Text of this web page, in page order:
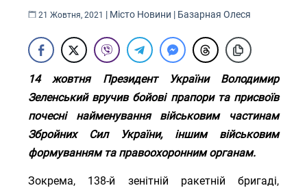
21 Жовтня, 2021 | Місто Новини | Базарная Олеся
14 жовтня Президент України Володимир
Зеленський вручив бойові прапори та присвоїв
почесні найменування військовим частинам
Збройних Сил України, іншим військовим
формуванням та правоохоронним органам.
Зокрема, 138-й зенітній ракетній бригаді,